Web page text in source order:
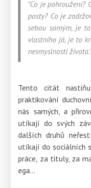
"Co je pohroužení?
posty? Co je
sebou samým, je
vlastního já, je to
nesmyslnosti
Tento citát
praktikování
nás samých, a
utíkají do svých
dalších druhů
utíkají do sociálních
práce, za tituly, za
ega...